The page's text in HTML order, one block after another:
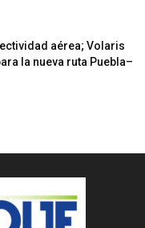
aérea; Volaris
la nueva ruta Puebla–